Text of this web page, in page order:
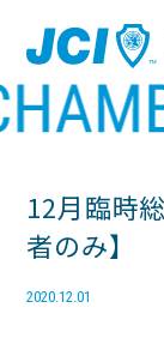
12月臨時
者のみ】
2020.12.01